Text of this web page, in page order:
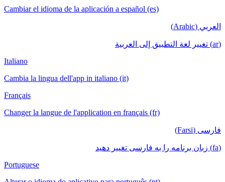
Cambiar el idioma de la aplicación a español (es)
العربي (Arabic)
(ar) تغيير لغة التطبيق إلى العربية
Italiano
Cambia la lingua dell'app in italiano (it)
Français
Changer la langue de l'application en français (fr)
فارسی (Farsi)
(fa) زبان برنامه را به فارسی تغییر دهید
Portuguese